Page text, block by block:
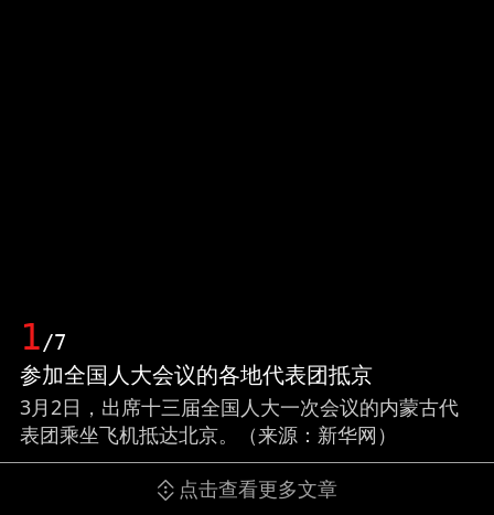
1/7
参加全国人大会议的各地代表团抵京
3月2日，出席十三届全国人大一次会议的内蒙古代
表团乘坐飞机抵达北京。（来源：新华网）
点击查看更多文章